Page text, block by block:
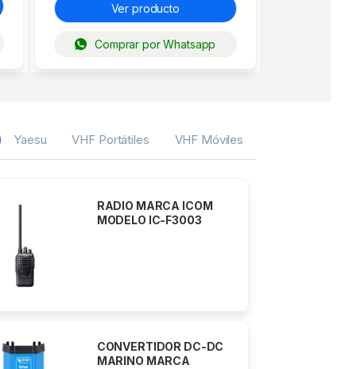
Ver producto
Comprar por Whatsapp
Yaesu VHF Portátiles VHF Móviles
RADIO PORTATIL VHF
MARINO MARCA ONWA
Transducer marca
Garmin modelo